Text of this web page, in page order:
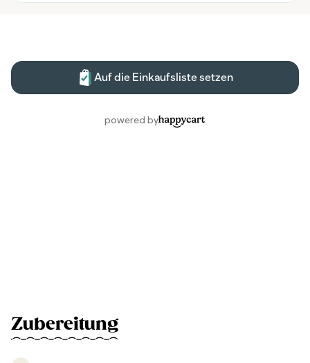
Zubereitung